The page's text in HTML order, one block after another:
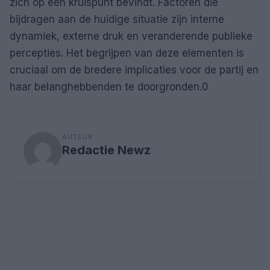
bijdragen aan de huidige situatie zijn interne
dynamiek, externe druk en veranderende publieke
percepties. Het begrijpen van deze elementen is
cruciaal om de bredere implicaties voor de partij en
haar belanghebbenden te doorgronden.0
AUTEUR
Redactie Newz